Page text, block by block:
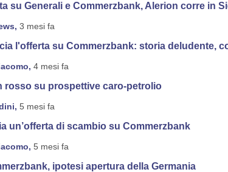
su Generali e Commerzbank, Alerion corre in
3 mesi fa
l'offerta su Commerzbank: storia deludente,
4 mesi fa
rosso su prospettive caro-petrolio
5 mesi fa
un’offerta di scambio su Commerzbank
5 mesi fa
ipotesi apertura della Germania